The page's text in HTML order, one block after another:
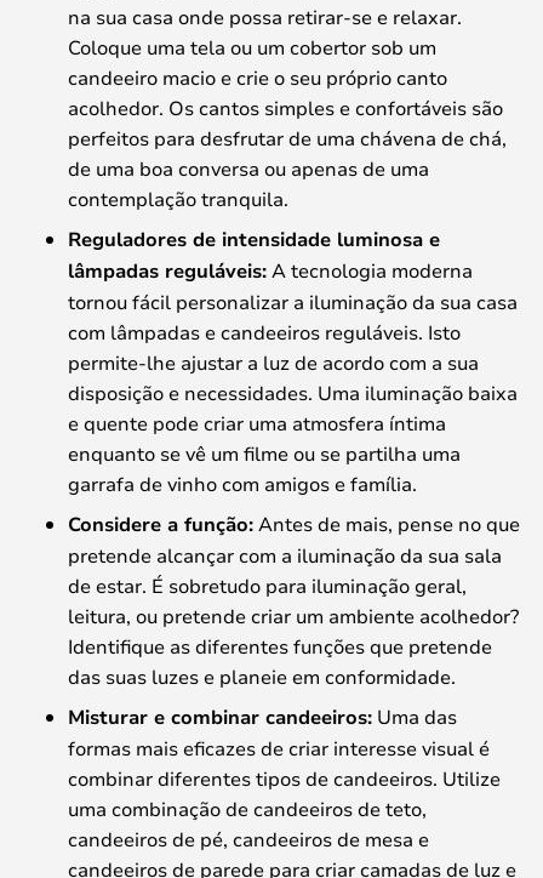
na sua casa onde possa retirar-se e relaxar.
Coloque uma tela ou um cobertor sob um
candeeiro macio e crie o seu próprio canto
acolhedor. Os cantos simples e confortáveis são
perfeitos para desfrutar de uma chávena de chá,
de uma boa conversa ou apenas de uma
contemplação tranquila.
Reguladores de intensidade luminosa e
lâmpadas reguláveis: A tecnologia moderna
tornou fácil personalizar a iluminação da sua casa
com lâmpadas e candeeiros reguláveis. Isto
permite-lhe ajustar a luz de acordo com a sua
disposição e necessidades. Uma iluminação baixa
e quente pode criar uma atmosfera íntima
enquanto se vê um filme ou se partilha uma
garrafa de vinho com amigos e família.
Considere a função: Antes de mais, pense no que
pretende alcançar com a iluminação da sua sala
de estar. É sobretudo para iluminação geral,
leitura, ou pretende criar um ambiente acolhedor?
Identifique as diferentes funções que pretende
das suas luzes e planeie em conformidade.
Misturar e combinar candeeiros: Uma das
formas mais eficazes de criar interesse visual é
combinar diferentes tipos de candeeiros. Utilize
uma combinação de candeeiros de teto,
candeeiros de pé, candeeiros de mesa e
candeeiros de parede para criar camadas de luz e